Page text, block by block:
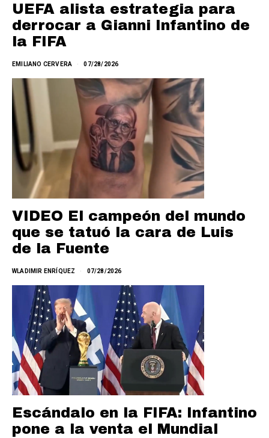
UEFA alista estrategia para
derrocar a Gianni Infantino de
la FIFA
EMILIANO CERVERA 07/28/2026
VIDEO El campeón del mundo
que se tatuó la cara de Luis
de la Fuente
WLADIMIR ENRÍQUEZ 07/28/2026
Escándalo en la FIFA: Infantino
pone a la venta el Mundial